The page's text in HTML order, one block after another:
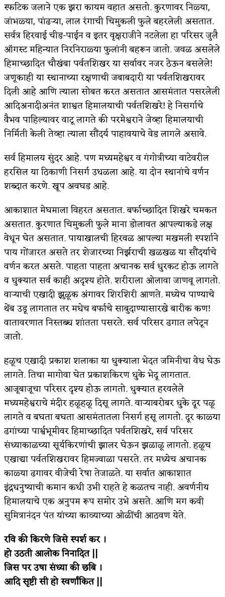
स्फटिक जलाने एक झरा कायम वहात असतो. कुरणावर निळ्या,
जांभळ्या, पांढऱ्या, लाल रंगाची चिमुकली फुले बहरलेली असतात.
सर्वत्र हिरवाई चीड-पाईन व इतर वृक्षराजीने नटलेला हा परिसर जुलै
ऑगस्ट महिन्यात निरनिराळ्या फुलांनी बहरून जातो. जवळ असलेले
हिमाच्छादित चौखंबा पर्वतशिखर या सर्वावर नजर ठेऊन बसलेले!
जणूकाही या स्थानाच्या रक्षणाची जबाबदारी या पर्वतशिखरावर
दिली आहे आणि त्याला सोबत करत असतात आसमंतात पसरलेली
आदिअनादीअनंत शाश्वत हिमालयाची पर्वतशिखरे! हे निसर्गाचे
वैभव पाहिल्यावर वाटू लागते की परमेश्वराने जेव्हा हिमालयाची
निर्मिती केली तेव्हा त्याला सौंदर्य पाहावयाचे वेड लागले असावे.
सर्व हिमालय सुंदर आहे. पण मध्यमहेश्वर व गंगोत्रीच्या वाटेवरील
हरसिल या ठिकाणी निसर्ग उधळला आहे. या दोन स्थानांचे वर्णन
शब्दात करणे. खूप अवघड आहे.
आकाशात मेघमाला विहरत असतात. बर्फाच्छादित शिखरे चमकत
असतात. कुरणात चिमुकली फुले माना डोलावत आपल्याकडे लक्ष
वेधून घेत असतात. पायाखालची हिरवळ आपल्या मखमली स्पर्शाने
पाय गोंजारत असते तर शेजारच्या निर्झराची खळखळ या सौंदर्याचे
वर्णन करत असते. पाहता पाहता अचानक सर्व धुरकट होऊ लागते
व धुक्यात सर्व काही अदृश्य होते. शरीराला ओलावा जाणवू लागतो.
वाऱ्याची एखादी झुळूक अंगावर शिरशिरी आणते. मध्येच पाण्याचे
थेंब उडू लागतात तर मधेच बर्फाचे साबुदाण्यासारखे बारीक कण!
वातावरणात निस्तब्ध शांतता पसरते. सर्व परिसर ढगात लपेटून
जातो.
हळूच एखादी प्रकाश शलाका या धुक्याला भेदत जमिनीचा वेध घेऊ
लागते. तिचा मागोवा घेत प्रकाशकिरण धुके भेदू लागतात.
आजूबाजूचा परिसर दृश्य होऊ लागतो. धुक्यात हरवलेले
मध्यमहेश्वराचे मंदीर हळूहळू दिसू लागते. वाऱ्याबरोबर धुके दूर पळू
लागते व बघता बघता आसमंतातला निसर्ग हसू लागतो. दूर काळ्या
ढगांच्या पार्श्वभूमीवर हिमाच्छादित पर्वतशिखरे, सर्व परिसर
संध्याकाळच्या सूर्यकिरणांची झालर घेऊन झळाळू लागतो. हळूच
एखाद्या पर्वतशिखरावर हिमज्वाळा पसरते. तर मध्येच अचानक
काळ्या ढगावर वीजेची रेषा तेजाळते. या सर्वात आकाशात
इंद्रधनुष्याची कमान कधी उभी राहते हे कळतच नाही. अवर्णनीय
हिमालयाचे एक अनुपम रूप समोर उभे असते. आणि मग कवी
सुमित्रानंदन पंत यांच्या काव्याच्या ओळींची आठवण येते.
रवि की किरणे जिसे स्पर्श कर ।
हो उठती आलोक निनादित ||
जिस पर उषा संध्या की छबि ।
आदि सृष्टी सी हो स्वर्णांकित ||